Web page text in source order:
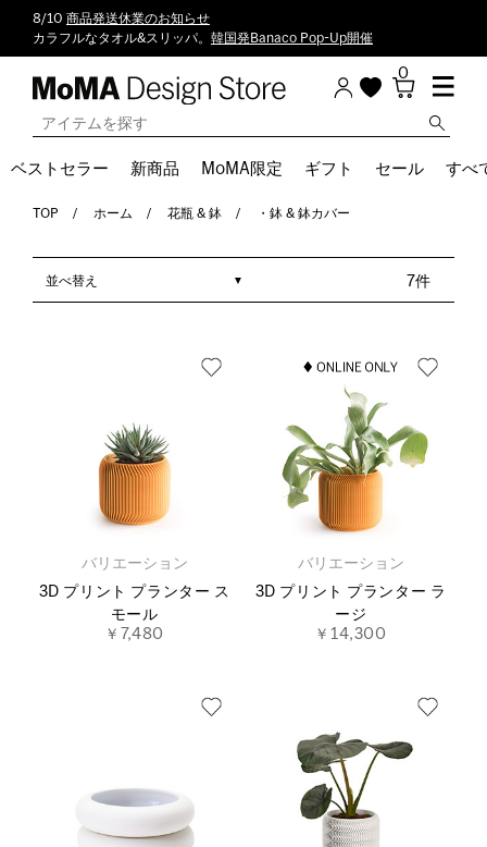
8/10 商品発送休業のお知らせ
カラフルなタオル&スリッパ。 韓国発Banaco Pop-Up開催
0
ベストセラー 新商品 MoMA限定 ギフト セール すべ
TOP ホーム 花瓶 & 鉢 ・鉢 & 鉢カバー
7件
並べ替え
バリエーション
3D プリント プランター ス
モール
￥7,480
バリエーション
3D プリント プランター ラ
ージ
￥14,300